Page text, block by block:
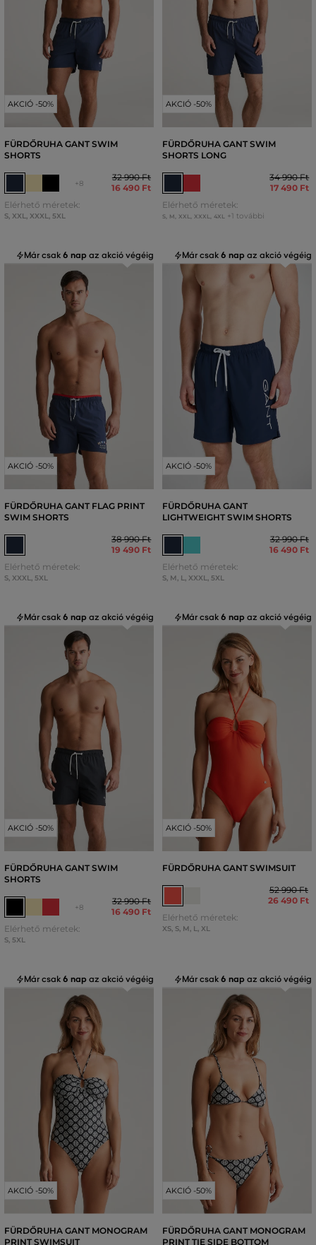
AKCIÓ -50%
FÜRDŐRUHA GANT SWIM
SHORTS
+8
32 990 Ft
16 490 Ft
Elérhető méretek:
S, XXL, XXXL, 5XL
AKCIÓ -50%
FÜRDŐRUHA GANT SWIM
SHORTS LONG
34 990 Ft
17 490 Ft
Elérhető méretek:
S, M XXL XXXL 4XL +1 további
Már csak6 nap az akció végéig
AKCIÓ -50%
FÜRDŐRUHA GANT FLAG PRINT
SWIM SHORTS
38 990 Ft
19 490 Ft
Elérhető méretek:
S, XXXL, 5XL
Már csak6 nap az akció végéig
AKCIÓ -50%
FÜRDŐRUHA GANT
LIGHTWEIGHT SWIM SHORTS
32 990 Ft
16 490 Ft
Elérhető méretek:
S, M, L, XXXL, 5XL
Már csak6 nap az akció végéig
AKCIÓ -50%
FÜRDŐRUHA GANT SWIM
SHORTS
+8
32 990 Ft
16 490 Ft
Elérhető méretek:
S, 5XL
Már csak6 nap az akció végéig
AKCIÓ -50%
FÜRDŐRUHA GANT SWIMSUIT
52 990 Ft
26 490 Ft
Elérhető méretek:
XS, S, M, L, XL
Már csak6 nap az akció végéig
AKCIÓ -50%
FÜRDŐRUHA GANT MONOGRAM
PRINT SWIMSUIT
Már csak6 nap az akció végéig
AKCIÓ -50%
FÜRDŐRUHA GANT MONOGRAM
PRINT TIE SIDE BOTTOM